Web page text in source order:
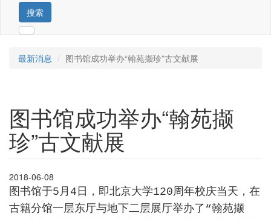
搜索
最新消息 图书馆成功举办“翰苑撷珍”古文献展
图书馆成功举办“翰苑撷
珍”古文献展
2018-06-08
图书馆于5月 4 日，即北京大学120周年校庆当天，在
古籍分馆一层东厅与地下二层展厅举办了 “翰苑撷